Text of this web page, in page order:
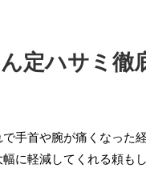
定ハサミ
手首や腕が痛くなった
に軽減してくれる頼も